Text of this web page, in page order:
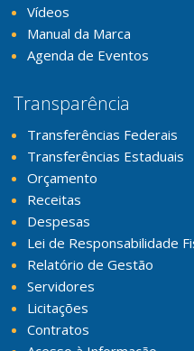
Vídeos
Manual da Marca
Agenda de Eventos
Transparência
Transferências Federais
Transferências Estaduais
Orçamento
Receitas
Despesas
Lei de Responsabilidade
Relatório de Gestão
Servidores
Licitações
Contratos